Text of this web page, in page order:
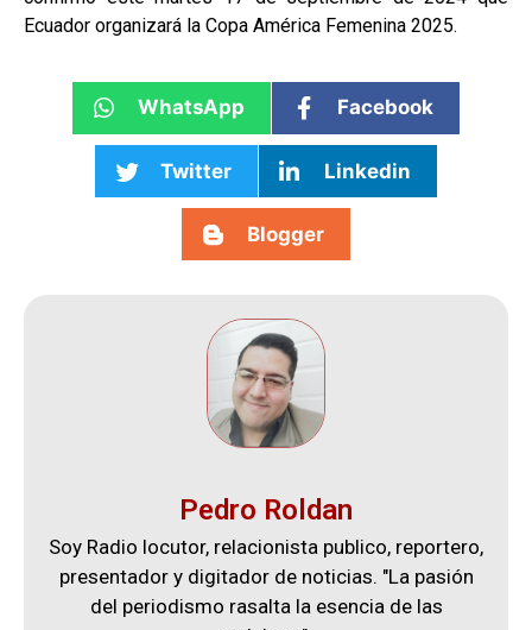
Ecuador organizará la Copa América Femenina 2025.
WhatsApp Facebook
Twitter Linkedin
Blogger
Pedro Roldan
Soy Radio locutor, relacionista publico, reportero,
presentador y digitador de noticias. "La pasión
del periodismo rasalta la esencia de las